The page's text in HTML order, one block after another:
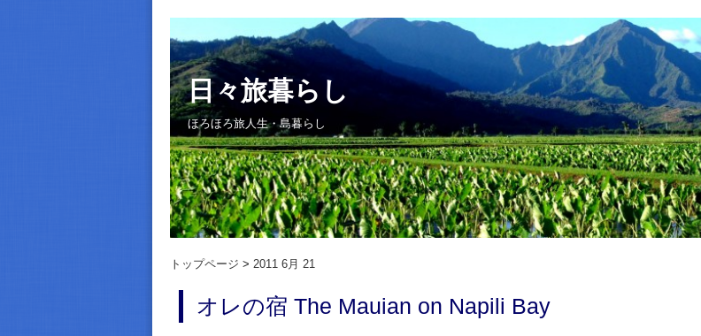
日々旅暮らし
ほろほろ旅人生・島暮らし
トップページ 2011 6月 21
オレの宿 The Mauian on Napili Bay